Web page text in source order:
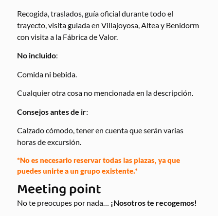
Recogida, traslados, guía oficial durante todo el
trayecto, visita guiada en Villajoyosa, Altea y Benidorm
con visita a la Fábrica de Valor.
No incluido:
Comida ni bebida.
Cualquier otra cosa no mencionada en la descripción.
Consejos antes de ir:
Calzado cómodo, tener en cuenta que serán varias
horas de excursión.
*No es necesario reservar todas las plazas, ya que
puedes unirte a un grupo existente.*
Meeting point
No te preocupes por nada… ¡Nosotros te recogemos!